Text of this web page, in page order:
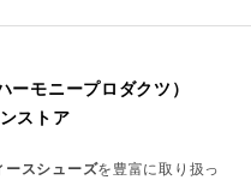
モニープロダクツ）
ストア
ースシューズを豊富に取り扱っ